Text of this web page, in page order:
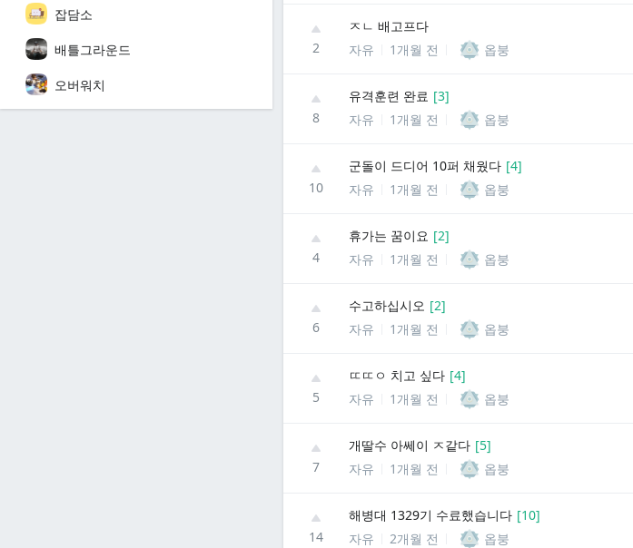
잡담소
배틀그라운드
오버워치
2
ㅈㄴ 배고프다
자유
1개월 전 옵붕
8
유격훈련 완료 [3]
자유
1개월 전 옵붕
10
군돌이 드디어 10퍼 채웠다 [4]
자유
1개월 전 옵붕
4
휴가는 꿈이요 [2]
자유
1개월 전 옵붕
6
수고하십시오 [2]
자유
1개월 전 옵붕
5
ㄸㄸㅇ 치고 싶다 [4]
자유
1개월 전 옵붕
7
개딸수 아쎄이 ㅈ같다 [5]
자유
1개월 전 옵붕
14
해병대 1329기 수료했습니다 [10]
자유
2개월 전 옵붕